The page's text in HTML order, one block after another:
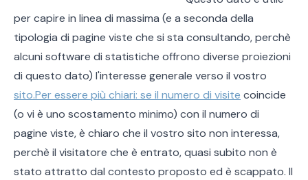
per capire in linea di massima (e a seconda della
tipologia di pagine viste che si sta consultando, perchè
alcuni software di statistiche offrono diverse proiezioni
di questo dato) l'interesse generale verso il vostro
sito.Per essere più chiari: se il numero di visite coincide
(o vi è uno scostamento minimo) con il numero di
pagine viste, è chiaro che il vostro sito non interessa,
perchè il visitatore che è entrato, quasi subito non è
stato attratto dal contesto proposto ed è scappato. Il